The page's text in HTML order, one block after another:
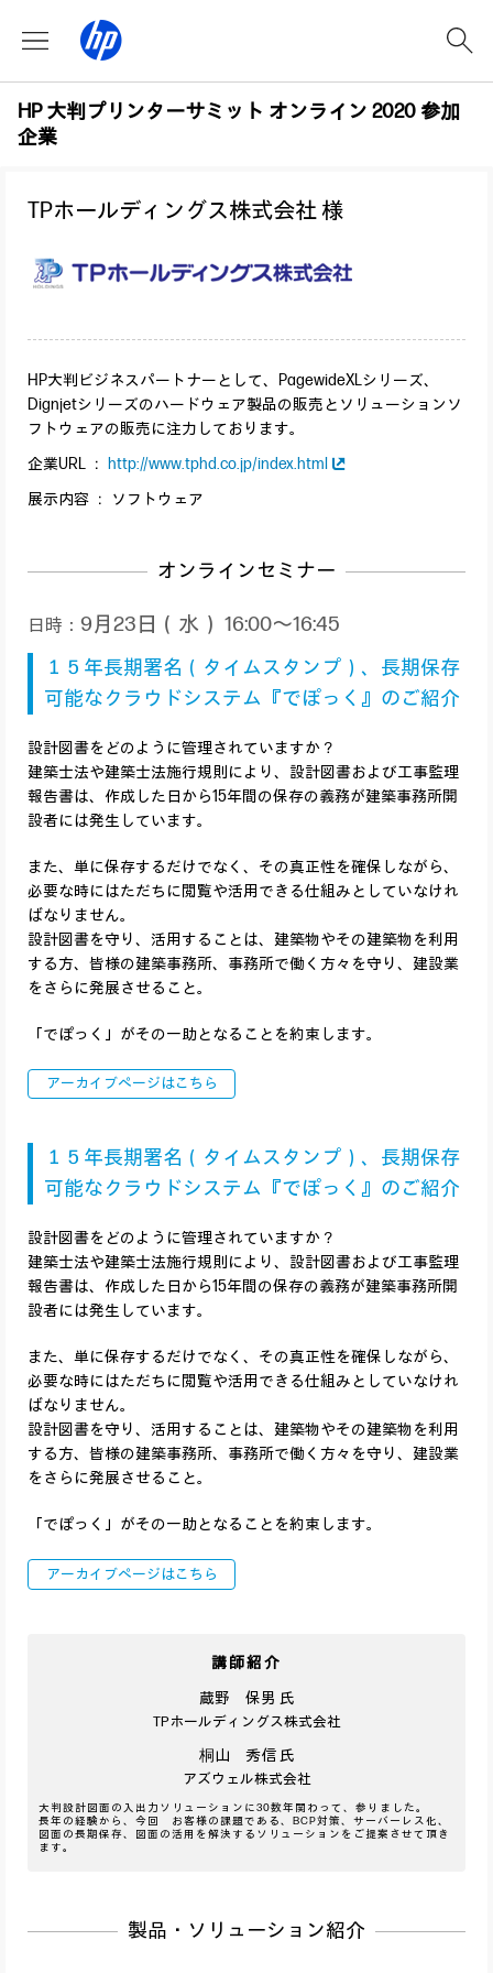
HP 大判プリンターサミット オンライン 2020 参加
企業
TPホールディングス株式会社 様
HP大判ビジネスパートナーとして、PagewideXLシリーズ、
Dignjetシリーズのハードウェア製品の販売とソリューションソ
フトウェアの販売に注力しております。
企業URL ：
http://www.tphd.co.jp/index.html
展示内容 ： ソフトウェア
オンラインセミナー
日時： 9月23日（水） 16:00～16:45
１５年長期署名（タイムスタンプ）、長期保存
可能なクラウドシステム『でぽっく』のご紹介
設計図書をどのように管理されていますか？
建築士法や建築士法施行規則により、設計図書および工事監理
報告書は、作成した日から15年間の保存の義務が建築事務所開
設者には発生しています。
また、単に保存するだけでなく、その真正性を確保しながら、
必要な時にはただちに閲覧や活用できる仕組みとしていなけれ
ばなりません。
設計図書を守り、活用することは、建築物やその建築物を利用
する方、皆様の建築事務所、事務所で働く方々を守り、建設業
をさらに発展させること。
「でぽっく」がその一助となることを約束します。
アーカイブページはこちら
１５年長期署名（タイムスタンプ）、長期保存
可能なクラウドシステム『でぽっく』のご紹介
設計図書をどのように管理されていますか？
建築士法や建築士法施行規則により、設計図書および工事監理
報告書は、作成した日から15年間の保存の義務が建築事務所開
設者には発生しています。
また、単に保存するだけでなく、その真正性を確保しながら、
必要な時にはただちに閲覧や活用できる仕組みとしていなけれ
ばなりません。
設計図書を守り、活用することは、建築物やその建築物を利用
する方、皆様の建築事務所、事務所で働く方々を守り、建設業
をさらに発展させること。
「でぽっく」がその一助となることを約束します。
アーカイブページはこちら
講師紹介
蔵野 保男 氏
TPホールディングス株式会社
桐山 秀信 氏
アズウェル株式会社
大判設計図面の入出力ソリューションに30数年関わって、参りました。
長年の経験から、今回 お客様の課題である、BCP対策、サーバーレス化、
図面の長期保存、図面の活用を解決するソリューションをご提案させて頂き
ます。
製品・ソリューション紹介